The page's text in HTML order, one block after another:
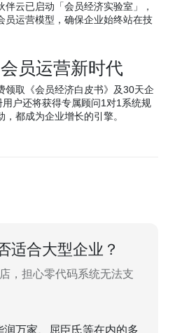
云已启动「会员经济实验室」，
员运营模型，确保企业始终站在技
员运营新时代
领取《会员经济白皮书》及30天企
户还将获得专属顾问1对1系统规
都成为企业增长的引擎。
适合大型企业？
，担心零代码系统无法支
万家、屈臣氏等在内的多